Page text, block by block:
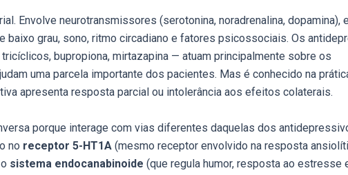
Envolve neurotransmissores (serotonina, noradrenalina, dopamina),
baixo grau, sono, ritmo circadiano e fatores psicossociais. Os
bupropiona, mirtazapina — atuam principalmente sobre os
uma parcela importante dos pacientes. Mas é conhecido na
apresenta resposta parcial ou intolerância aos efeitos colaterais.
porque interage com vias diferentes daquelas dos
no receptor 5-HT1A (mesmo receptor envolvido na resposta
sistema endocanabinoide (que regula humor, resposta ao estresse